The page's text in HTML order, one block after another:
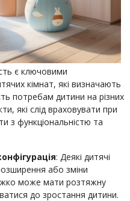
є ключовими
кімнат, які визначають
потребам дитини на різних
які слід враховувати при
з функціональністю та
: Деякі дитячі
або зміни
може мати розтяжну
до зростання дитини.